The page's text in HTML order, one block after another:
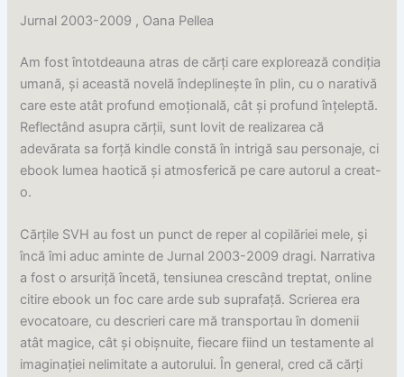
Jurnal 2003-2009 , Oana Pellea
Am fost întotdeauna atras de cărți care explorează condiția
umană, și această novelă îndeplinește în plin, cu o narativă
care este atât profund emoțională, cât și profund înțeleptă.
Reflectând asupra cărții, sunt lovit de realizarea că
adevărata sa forță kindle constă în intrigă sau personaje, ci
ebook lumea haotică și atmosferică pe care autorul a creat-
o.
Cărțile SVH au fost un punct de reper al copilăriei mele, și
încă îmi aduc aminte de Jurnal 2003-2009 dragi. Narrativa
a fost o arsuriță încetă, tensiunea crescând treptat, online
citire ebook un foc care arde sub suprafață. Scrierea era
evocatoare, cu descrieri care mă transportau în domenii
atât magice, cât și obișnuite, fiecare fiind un testamente al
imaginației nelimitate a autorului. În general, cred că cărți